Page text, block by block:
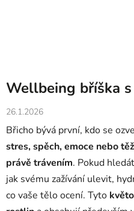
Wellbeing bříška
26.1.2026
Břicho bývá první, kdo se
stres, spěch, emoce nebo
právě trávením. Pokud
jak svému zažívání ulevit,
co vaše tělo ocení. Tyto